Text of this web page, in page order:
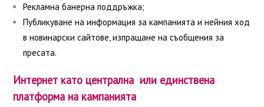
Рекламна банерна поддръжка;
Публикуване на информация за кампанията и нейния ход
в новинарски сайтове, изпращане на съобщения за
пресата.
Интернет като централна или единствена
платформа на кампанията